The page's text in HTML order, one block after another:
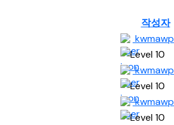
작성자
kwmawp
kwmawp
kwmawp